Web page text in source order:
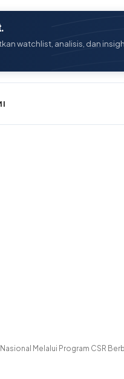
watchlist, analisis, dan
Melalui Program CSR